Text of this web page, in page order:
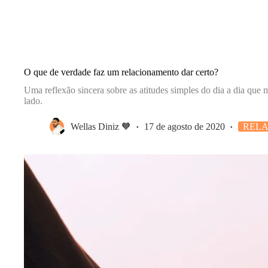
O que de verdade faz um relacionamento dar certo?
Uma reflexão sincera sobre as atitudes simples do dia a dia que
lado.
Wellas Diniz 🧡 17 de agosto de 2020